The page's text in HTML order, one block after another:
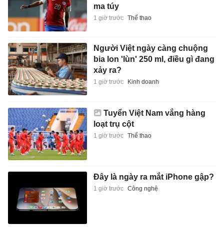
ma túy
1 giờ trước Thể thao
Người Việt ngày càng chuộng
bia lon 'lùn' 250 ml, điều gì đang
xảy ra?
1 giờ trước Kinh doanh
Tuyển Việt Nam vắng hàng
loạt trụ cột
1 giờ trước Thể thao
Đây là ngày ra mắt iPhone gập?
1 giờ trước Công nghệ